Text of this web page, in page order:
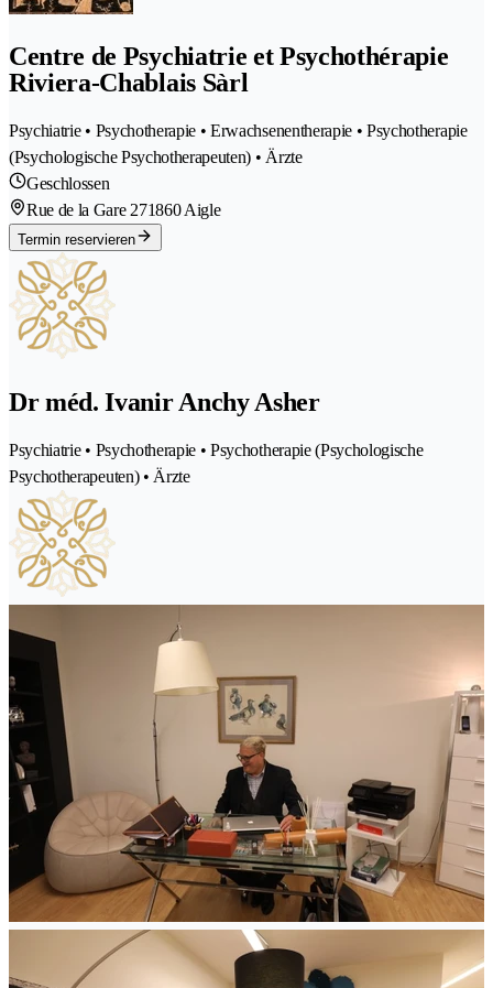
Centre de Psychiatrie et Psychothérapie
Riviera-Chablais Sàrl
Psychiatrie • Psychotherapie • Erwachsenentherapie • Psychotherapie
(Psychologische Psychotherapeuten) • Ärzte
Geschlossen
Rue de la Gare 271860 Aigle
Termin reservieren
Dr méd. Ivanir Anchy Asher
Psychiatrie • Psychotherapie • Psychotherapie (Psychologische
Psychotherapeuten) • Ärzte